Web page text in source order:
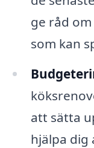
ge råd
som kan
att sätta
hjälpa dig